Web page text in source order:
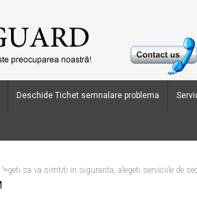
Deschide Tichet semnalare problema
sa va simtiti in siguranta, alegeti serviciile de